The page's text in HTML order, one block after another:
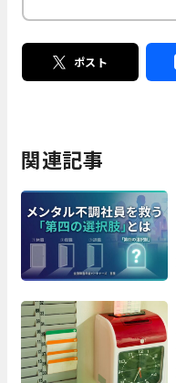
ポスト
関連記事